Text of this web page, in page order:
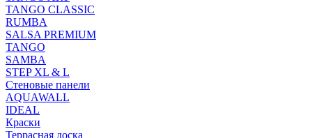
TANGO CLASSIC
RUMBA
SALSA PREMIUM
TANGO
SAMBA
STEP XL & L
Стеновые панели
AQUAWALL
IDEAL
Краски
Террасная доска